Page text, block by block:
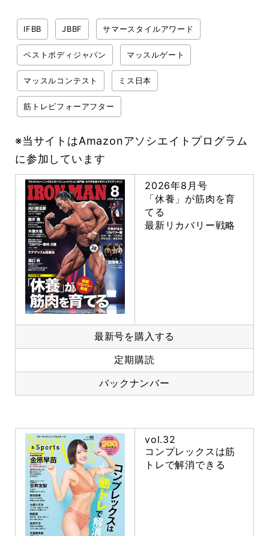
IFBB JBBF サマースタイルアワード
ベストボディジャパン マッスルゲート
マッスルコンテスト ミス日本
筋トレビフォーアフター
※当サイトはAmazonアソシエイトプログラム
に参加しています
2026年8月号
「休養」が筋肉を育
てる
最新リカバリー戦略
最新号を購入する
定期購読
バックナンバー
vol.32
コンプレックスは筋
トレで解消できる